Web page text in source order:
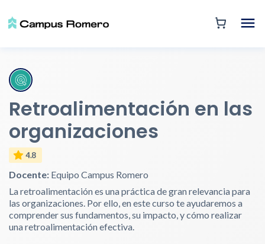
Retroalimentación en las
organizaciones
4.8
Docente: Equipo Campus Romero
La retroalimentación es una práctica de gran relevancia para
las organizaciones. Por ello, en este curso te ayudaremos a
comprender sus fundamentos, su impacto, y cómo realizar
una retroalimentación efectiva.